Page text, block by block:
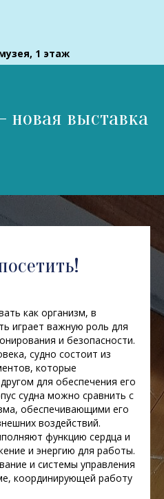
1 этаж
новая выставка
как организм, в
играет важную роль для
и безопасности.
судно состоит из
которые
для обеспечения его
судна можно сравнить с
обеспечивающими его
воздействий.
функцию сердца и
и энергию для работы.
и системы управления
координирующей работу